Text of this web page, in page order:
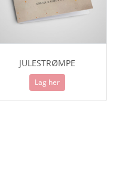
JULESTRØMPE
Lag her